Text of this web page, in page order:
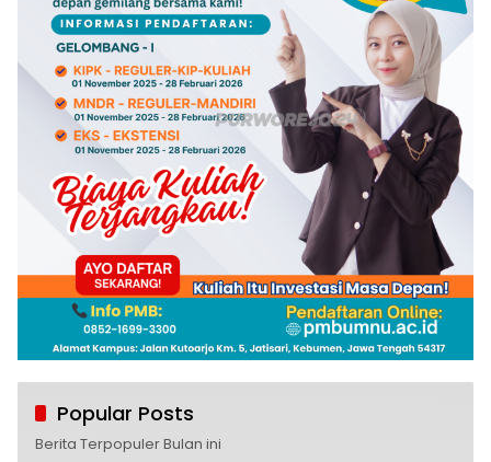
Popular Posts
Berita Terpopuler Bulan ini